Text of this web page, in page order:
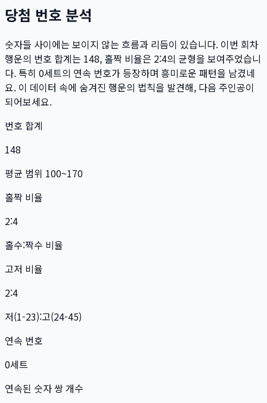
당첨 번호 분석
숫자들 사이에는 보이지 않는 흐름과 리듬이 있습니다. 이번 회차
행운의 번호 합계는 148, 홀짝 비율은 2:4의 균형을 보여주었습니
다. 특히 0세트의 연속 번호가 등장하며 흥미로운 패턴을 남겼네
요. 이 데이터 속에 숨겨진 행운의 법칙을 발견해, 다음 주인공이
되어보세요.
번호 합계
148
평균 범위 100~170
홀짝 비율
2:4
홀수:짝수 비율
고저 비율
2:4
저(1-23):고(24-45)
연속 번호
0세트
연속된 숫자 쌍 개수